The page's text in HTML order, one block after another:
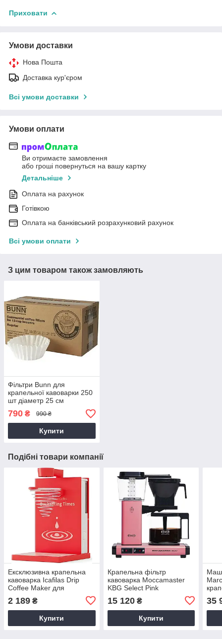
Приховати
Умови доставки
Нова Пошта
Доставка кур'єром
Всі умови доставки
Умови оплати
Ви отримаєте замовлення
або гроші повернуться на вашу картку
Детальніше
Оплата на рахунок
Готівкою
Оплата на банківський розрахунковий рахунок
Всі умови оплати
З цим товаром також замовляють
Фільтри Bunn для
крапельної кавоварки 250
шт діаметр 25 см
790 ₴ 990 ₴
Купити
Подібні товари компанії
Ексклюзивна крапельна
кавоварка Icafilas Drip
Coffee Maker для
заварювання фільтр кави,
Кавоварка крапельна
Червона
2 189 ₴
Купити
Крапельна фільтр
кавоварка Moccamaster
KBG Select Pink
фільтраційна, професійна,
фільтрова
15 120₴
Купити
35